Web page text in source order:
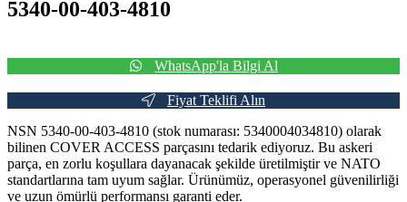
5340-00-403-4810
WhatsApp'la Bilgi Al
Fiyat Teklifi Alın
NSN 5340-00-403-4810 (stok numarası: 5340004034810) olarak
bilinen COVER ACCESS parçasını tedarik ediyoruz. Bu askeri
parça, en zorlu koşullara dayanacak şekilde üretilmiştir ve NATO
standartlarına tam uyum sağlar. Ürünümüz, operasyonel güvenilirliği
ve uzun ömürlü performansı garanti eder.